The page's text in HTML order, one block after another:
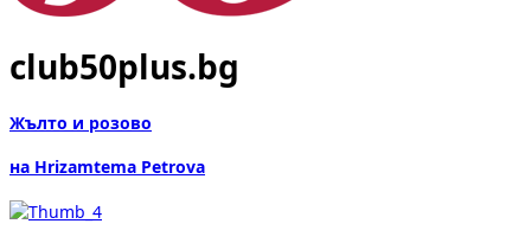
club50plus.bg
Жълто и розово
на Hrizamtema Petrova